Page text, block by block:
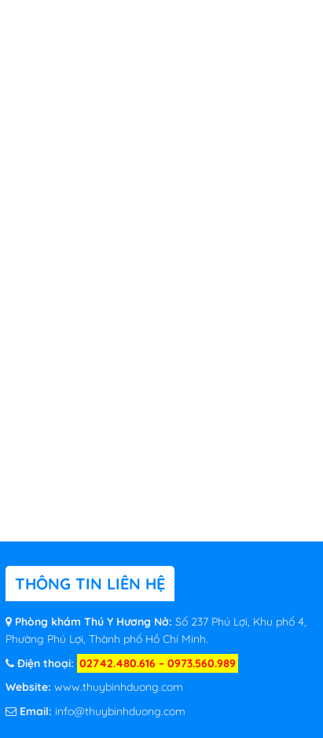
THÔNG TIN LIÊN HỆ
Phòng khám Thú Y Hương Nở: Số 237 Phú Lợi, Khu phố 4,
Phường Phú Lợi, Thành phố Hồ Chí Minh.
Điện thoại: 02742.480.616 – 0973.560.989
Website: www.thuybinhduong.com
Email: info@thuybinhduong.com